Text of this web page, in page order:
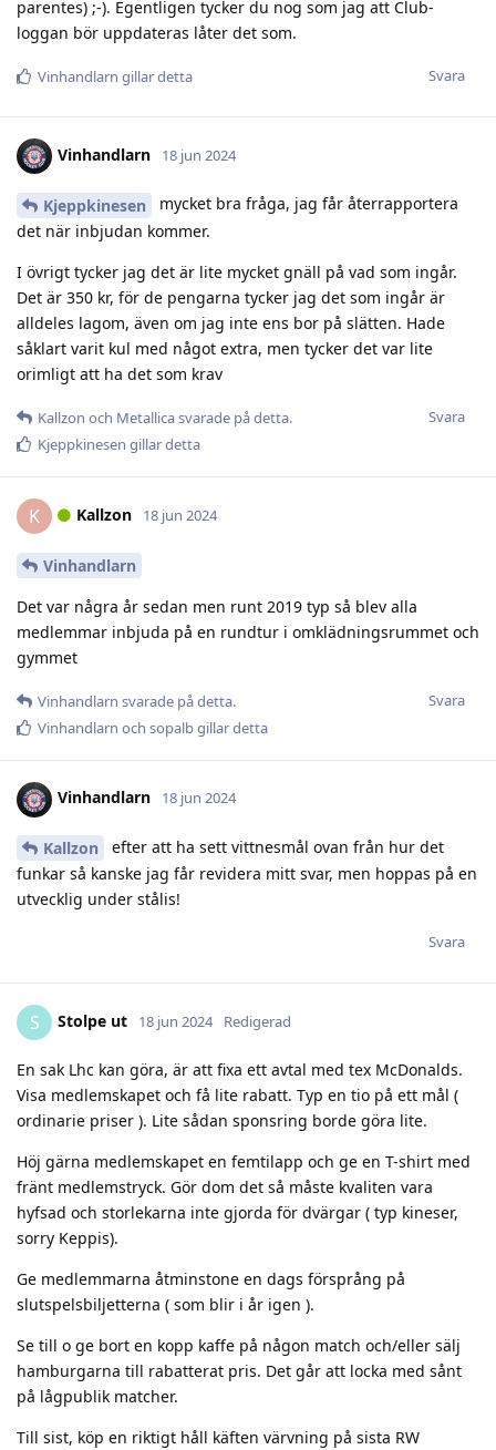
parentes) ;-). Egentligen tycker du nog som jag att Club-
loggan bör uppdateras låter det som.
Svara
Vinhandlarn gillar detta
Vinhandlarn 18 jun 2024
Kjeppkinesen
mycket bra fråga, jag får återrapportera
det när inbjudan kommer.
I övrigt tycker jag det är lite mycket gnäll på vad som ingår.
Det är 350 kr, för de pengarna tycker jag det som ingår är
alldeles lagom, även om jag inte ens bor på slätten. Hade
såklart varit kul med något extra, men tycker det var lite
orimligt att ha det som krav
Svara
Kallzon och Metallicasvarade på detta.
Kjeppkinesen gillar detta
K Kallzon 18 jun 2024
Vinhandlarn
Det var några år sedan men runt 2019 typ så blev alla
medlemmar inbjuda på en rundtur i omklädningsrummet och
gymmet
Svara
Vinhandlarn svarade på detta.
Vinhandlarn och sopalbgillar detta
Vinhandlarn 18 jun 2024
Kallzon
efter att ha sett vittnesmål ovan från hur det
funkar så kanske jag får revidera mitt svar, men hoppas på en
utvecklig under stålis!
Svara
S Stolpe ut 18 jun 2024 Redigerad
En sak Lhc kan göra, är att fixa ett avtal med tex McDonalds.
Visa medlemskapet och få lite rabatt. Typ en tio på ett mål (
ordinarie priser ). Lite sådan sponsring borde göra lite.
Höj gärna medlemskapet en femtilapp och ge en T-shirt med
fränt medlemstryck. Gör dom det så måste kvaliten vara
hyfsad och storlekarna inte gjorda för dvärgar ( typ kineser,
sorry Keppis).
Ge medlemmarna åtminstone en dags försprång på
slutspelsbiljetterna ( som blir i år igen ).
Se till o ge bort en kopp kaffe på någon match och/eller sälj
hamburgarna till rabatterat pris. Det går att locka med sånt
på lågpublik matcher.
Till sist, köp en riktigt håll käften värvning på sista RW